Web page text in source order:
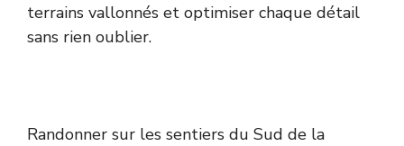
terrains vallonnés et optimiser chaque détail
sans rien oublier.
Randonner sur les sentiers du Sud de la